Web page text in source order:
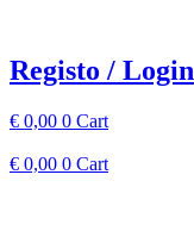
o
conteúdo
Registo / Login
€ 0,00 0 Cart
€ 0,00 0 Cart